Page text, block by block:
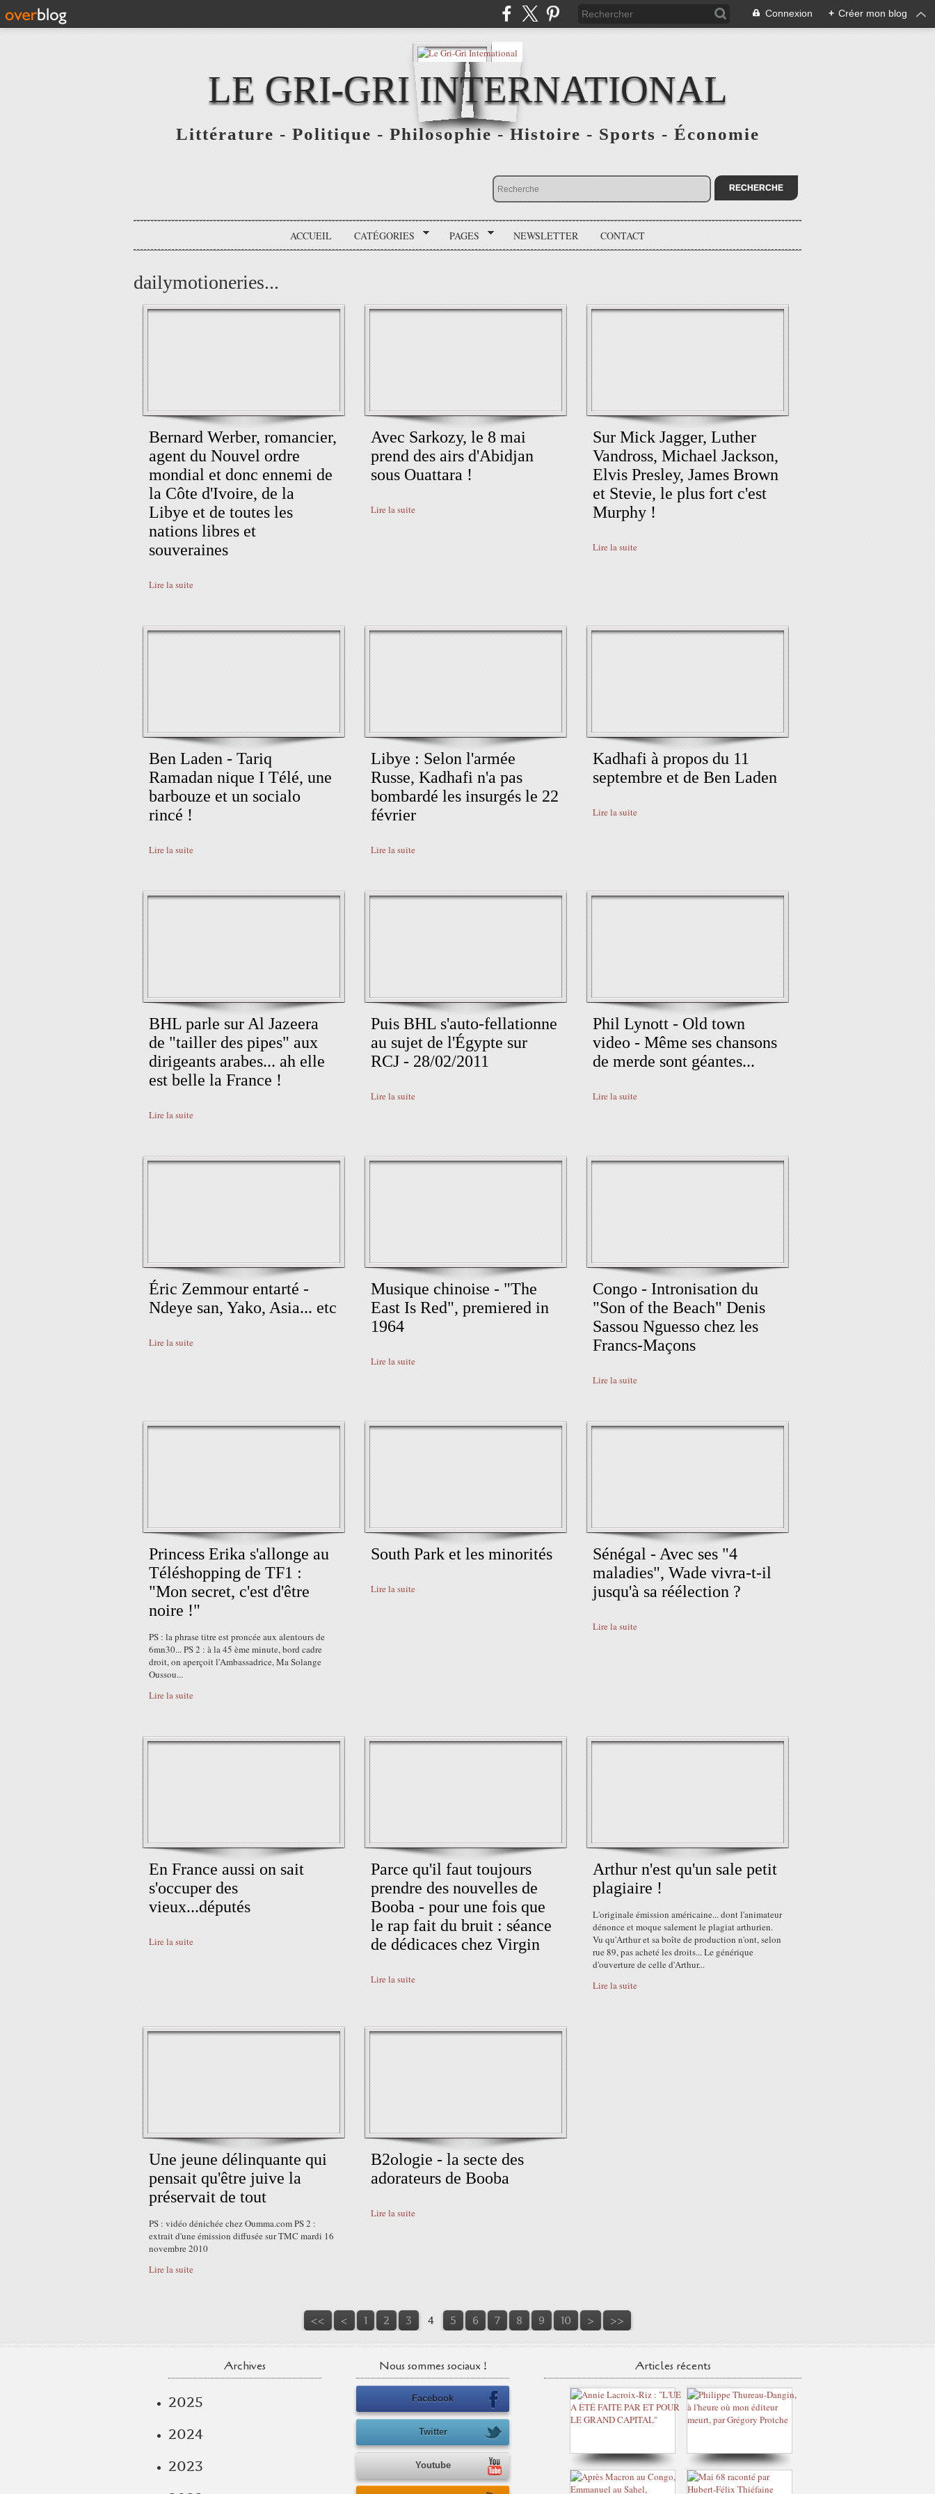
Connexion + Créer mon blog
LE GRI-GRI INTERNATIONAL
Littérature - Politique - Philosophie - Histoire - Sports - Économie
ACCUEIL CATÉGORIES PAGES NEWSLETTER CONTACT
dailymotioneries...
Bernard Werber, romancier,
agent du Nouvel ordre
mondial et donc ennemi de
la Côte d'Ivoire, de la
Libye et de toutes les
nations libres et
souveraines
Lire la suite
Avec Sarkozy, le 8 mai
prend des airs d'Abidjan
sous Ouattara !
Lire la suite
Sur Mick Jagger, Luther
Vandross, Michael Jackson,
Elvis Presley, James Brown
et Stevie, le plus fort c'est
Murphy !
Lire la suite
Ben Laden - Tariq
Ramadan nique I Télé, une
barbouze et un socialo
rincé !
Lire la suite
Libye : Selon l'armée
Russe, Kadhafi n'a pas
bombardé les insurgés le 22
février
Lire la suite
Kadhafi à propos du 11
septembre et de Ben Laden
Lire la suite
BHL parle sur Al Jazeera
de "tailler des pipes" aux
dirigeants arabes... ah elle
est belle la France !
Lire la suite
Puis BHL s'auto-fellationne
au sujet de l'Égypte sur
RCJ - 28/02/2011
Lire la suite
Phil Lynott - Old town
video - Même ses chansons
de merde sont géantes...
Lire la suite
Éric Zemmour entarté -
Ndeye san, Yako, Asia... etc
Lire la suite
Musique chinoise - "The
East Is Red", premiered in
1964
Lire la suite
Congo - Intronisation du
"Son of the Beach" Denis
Sassou Nguesso chez les
Francs-Maçons
Lire la suite
Princess Erika s'allonge au
Téléshopping de TF1 :
"Mon secret, c'est d'être
noire !"
PS : la phrase titre est proncée aux alentours de
6mn30... PS 2 : à la 45 ème minute, bord cadre
droit, on aperçoit l'Ambassadrice, Ma Solange
Oussou...
Lire la suite
South Park et les minorités
Lire la suite
Sénégal - Avec ses "4
maladies", Wade vivra-t-il
jusqu'à sa réélection ?
Lire la suite
En France aussi on sait
s'occuper des
vieux...députés
Lire la suite
Parce qu'il faut toujours
prendre des nouvelles de
Booba - pour une fois que
le rap fait du bruit : séance
de dédicaces chez Virgin
Lire la suite
Arthur n'est qu'un sale petit
plagiaire !
L'originale émission américaine... dont l'animateur
dénonce et moque salement le plagiat arthurien.
Vu qu'Arthur et sa boîte de production n'ont, selon
rue 89, pas acheté les droits... Le générique
d'ouverture de celle d'Arthur...
Lire la suite
Une jeune délinquante qui
pensait qu'être juive la
préservait de tout
PS : vidéo dénichée chez Oumma.com PS 2 :
extrait d'une émission diffusée sur TMC mardi 16
novembre 2010
Lire la suite
B2ologie - la secte des
adorateurs de Booba
Lire la suite
<< < 1 2 3 4 5 6 7 8 9 10 > >>
Archives
2025
2024
2023
Nous sommes sociaux !
Facebook
Twitter
Youtube
Articles récents